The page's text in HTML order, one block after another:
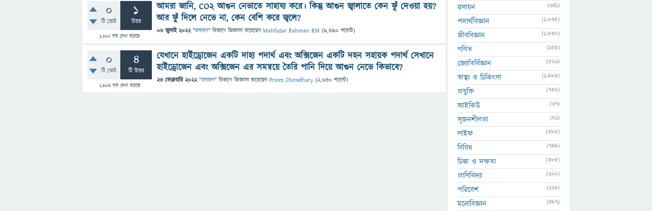
0
টি ভোট
1
উত্তর
1,262বার দেখা হয়েছে
আমরা জানি, CO2 আগুন নেভাতে সাহায্য করে। কিন্তু আগুন জ্বালাতে কেন ফুঁ দেওয়া হয়?
আর ফুঁ দিলে নেভে না, কেন বেশি করে জ্বলে?
08 জুলাই 2022 "রসায়ন" বিভাগে জিজ্ঞাসাকরেছেনMahfuzur Rahman RM (9,390 পয়েন্ট)
0
টি ভোট
4
টি উত্তর
1,984বার দেখা হয়েছে
যেখানে হাইড্রোজেন একটি দাহ্য পদার্থ এবং অক্সিজেন একটি দহন সহায়ক পদার্থ সেখানে
হাইড্রোজেন এবং অক্সিজেন এর সমন্বয়ে তৈরি পানি দিয়ে আগুন নেভে কিভাবে?
23 ফেব্রুয়ারি 2022 "রসায়ন" বিভাগে জিজ্ঞাসাকরেছেনPriom Chowdhury (2,630 পয়েন্ট)
রসায়ন
(641)
পদার্থবিজ্ঞান (1,035)
জীববিজ্ঞান (1,830)
গণিত (159)
জ্যোতির্বিজ্ঞান (526)
স্বাস্থ্য ও চিকিৎসা (1,989)
প্রযুক্তি (736)
আইকিউ (67)
সৃজনশীলতা (81)
লাইফ (388)
বিবিধ (749)
চিন্তা ও দক্ষতা (385)
প্রাণিবিদ্যা (620)
পরিবেশ (225)
মনোবিজ্ঞান (487)